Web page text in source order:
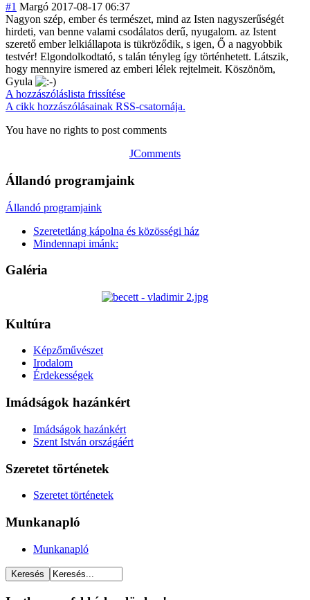
#1 Margó 2017-08-17 06:37
Nagyon szép, ember és természet, mind az Isten nagyszerűségét
hirdeti, van benne valami csodálatos derű, nyugalom. az Istent
szerető ember lelkiállapota is tükröződik, s igen, Ő a nagyobbik
testvér! Elgondolkodtató, s talán tényleg így történhetett. Látszik,
hogy mennyire ismered az emberi lélek rejtelmeit. Köszönöm,
Gyula
A hozzászóláslista frissítése
A cikk hozzászólásainak RSS-csatornája.
You have no rights to post comments
JComments
Állandó programjaink
Állandó programjaink
Szeretetláng kápolna és közösségi ház
Mindennapi imánk:
Galéria
Kultúra
Képzőművészet
Irodalom
Érdekességek
Imádságok hazánkért
Imádságok hazánkért
Szent István országáért
Szeretet történetek
Szeretet történetek
Munkanapló
Munkanapló